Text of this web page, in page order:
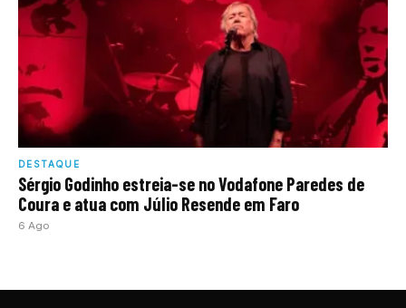
DESTAQUE
Sérgio Godinho estreia-se no Vodafone Paredes de
Coura e atua com Júlio Resende em Faro
6 Ago